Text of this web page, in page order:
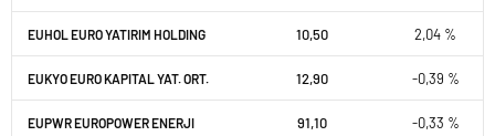
EUHOL EURO YATIRIM HOLDING 10,50 2,04 %
EUKYO EURO KAPITAL YAT. ORT. 12,90 -0,39 %
EUPWR EUROPOWER ENERJI 91,10 -0,33 %